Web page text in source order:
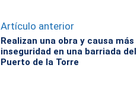
Artículo anterior
Realizan una obra y causa más
inseguridad en una barriada del
Puerto de la Torre